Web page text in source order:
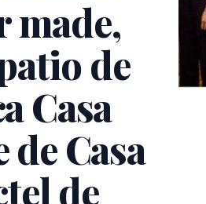
made,
de
Casa
Casa
de